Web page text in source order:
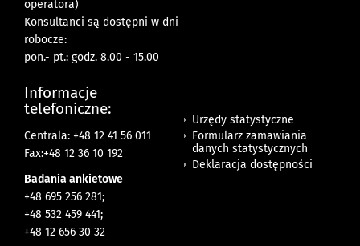
operatora)
Konsultanci są dostępni w dni
robocze:
pon.- pt.: godz. 8.00 - 15.00
Informacje
telefoniczne:
Centrala: +48 12 41 56 011
Fax:+48 12 36 10 192
Badania ankietowe
+48 695 256 281;
+48 532 459 441;
+48 12 656 30 32
Urzędy statystyczne
Formularz zamawiania
danych statystycznych
Deklaracja dostępności